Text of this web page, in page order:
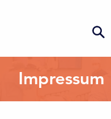
Impressum